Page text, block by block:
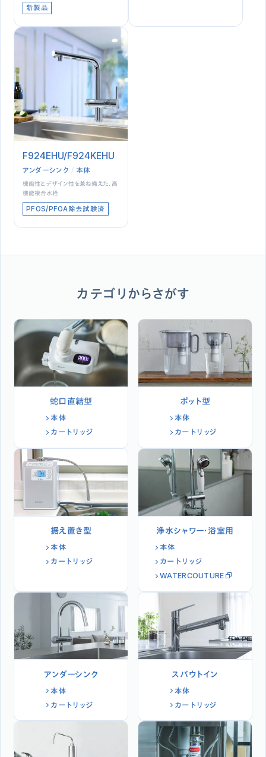
新製品
F924EHU/F924KEHU
アンダーシンク 本体
機能性とデザイン性を兼ね備えた、高
機能複合水栓
PFOS/PFOA除去試験済
カテゴリからさがす
蛇口直結型
本体
カートリッジ
ポット型
本体
カートリッジ
据え置き型
本体
カートリッジ
浄水シャワー・浴室用
本体
カートリッジ
WATERCOUTURE
アンダーシンク
本体
カートリッジ
スパウトイン
本体
カートリッジ